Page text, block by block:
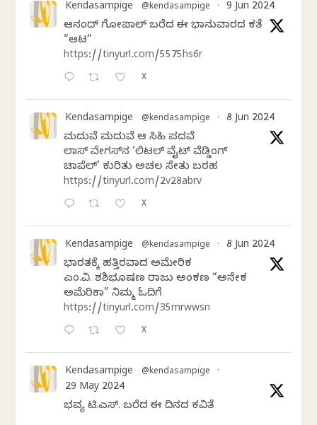
Kendasampige @kendasampige · 9 Jun 2024
ಆನಂದ್‌ ಗೋಪಾಲ್‌ ಬರೆದ ಈ ಭಾನುವಾರದ ಕತೆ
“ಆಟ”
https://tinyurl.com/5575hs6r
X
Kendasampige @kendasampige · 8 Jun 2024
ಮದುವೆ ಮದುವೆ ಆ ಸಿಹಿ ಪದವೆ
ಲಾಸ್‌ ವೇಗಸ್‌ನ ‘ಲಿಟಲ್ ವೈಟ್ ವೆಡ್ಡಿಂಗ್
ಚಾಪೆಲ್’ ಕುರಿತು ಅಚಲ ಸೇತು ಬರಹ
https://tinyurl.com/2v28abrv
X
Kendasampige @kendasampige · 8 Jun 2024
ಭಾರತಕ್ಕೆ ಹತ್ತಿರವಾದ ಅಮೇರಿಕ
ಎಂ.ವಿ. ಶಶಿಭೂಷಣ ರಾಜು ಅಂಕಣ “ಅನೇಕ
ಅಮೆರಿಕಾ” ನಿಮ್ಮ ಓದಿಗೆ
https://tinyurl.com/35mrwwsn
X
Kendasampige @kendasampige ·
29 May 2024
ಭವ್ಯ ಟಿ.ಎಸ್. ಬರೆದ ಈ ದಿನದ ಕವಿತೆ